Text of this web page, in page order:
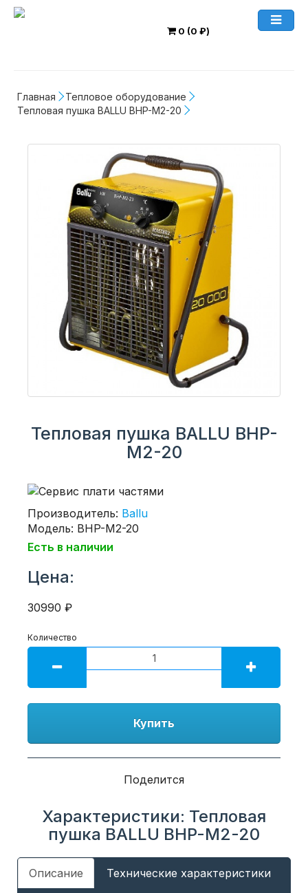
0 (0 ₽)
Главная
Тепловое оборудование
Тепловая пушка BALLU BHP-M2-20
Тепловая пушка BALLU BHP-
M2-20
Производитель: Ballu
Модель: BHP-M2-20
Есть в наличии
Цена:
30990 ₽
Количество
Купить
Поделится
Характеристики: Тепловая
пушка BALLU BHP-M2-20
Описание Технические характеристики